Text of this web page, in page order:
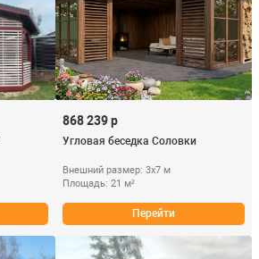
868 239 р
Угловая беседка Соловки
Внешний размер: 3х7 м
Площадь: 21 м²
Перейти